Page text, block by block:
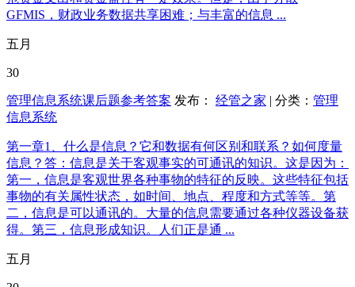
GFMIS，财政业务数据共享困难；与丰富的信息 ...
五月
30
管理信息系统课后题参考答案 发布： 经管之家 | 分类： 管理
信息系统
第一章1、什么是信息？它和数据有何区别和联系？如何度量
信息？答：信息是关于客观事实的可通讯的知识。这是因为：
第一，信息是客观世界各种事物的特征的反映。这些特征包括
事物的有关属性状态，如时间、地点、程度和方式等等。第
二，信息是可以通讯的。大量的信息需要通过各种仪器设备获
得。第三，信息形成知识。人们正是通 ...
五月